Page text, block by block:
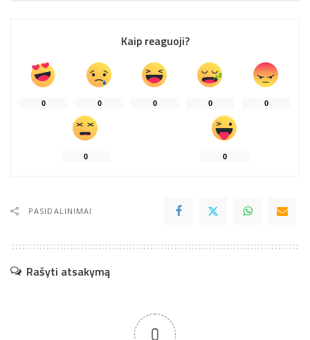
Kaip reaguoji?
0 0 0 0 0
0 0
PASIDALINIMAI
Rašyti atsakymą
0